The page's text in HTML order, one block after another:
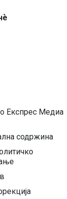
Експрес Медиа
содржина